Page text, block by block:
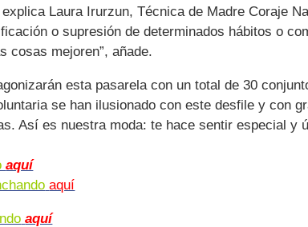
Laura Irurzun, Técnica de Madre Coraje
o supresión de determinados hábitos o
cosas mejoren”, añade.
esta pasarela con un total de 30
se han ilusionado con este desfile y con
Así es nuestra moda: te hace sentir especial y
aquí
aquí
aquí